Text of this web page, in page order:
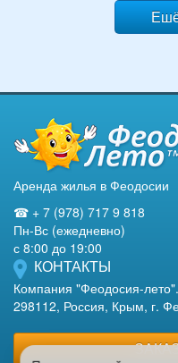
Аренда жилья в Феодосии
☎ + 7 (978) 717 9 818
Пн-Вс (ежедневно)
с 8:00 до 19:00
КОНТАКТЫ
Компания "Феодосия-лето".
298112, Россия, Крым, г.